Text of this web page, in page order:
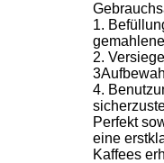
1.
2.
4.
Perfekt
eine
Kaffees